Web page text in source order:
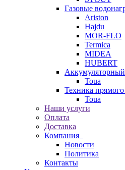
Газовые
Ariston
Hajdu
MOR-FLO
Termica
MIDEA
HUBERT
Toua
Техника
Toua
Наши услуги
Оплата
Доставка
Компания
Новости
Политика
Контакты